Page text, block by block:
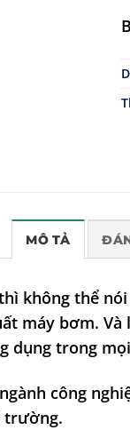
MÔ TẢ
không thể
máy bơm.
dụng trong
công
trường.